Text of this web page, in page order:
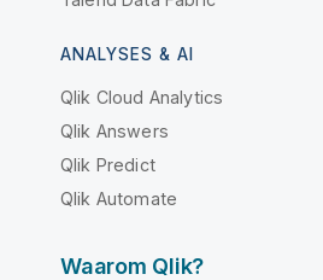
ANALYSES & AI
Qlik Cloud Analytics
Qlik Answers
Qlik Predict
Qlik Automate
Waarom Qlik?